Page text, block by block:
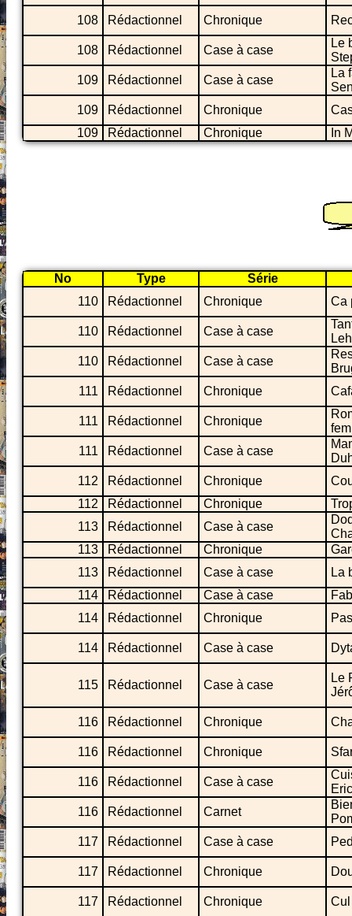
108 Rédactionnel Chronique
108 Rédactionnel Case à case
Le
109
Rédactionnel Case à case
La
109
Rédactionnel Chronique
109
Rédactionnel Chronique In
No Type
Série
110
Rédactionnel Chronique Ca
110 Rédactionnel Case à case
110
Rédactionnel Case à case
111
Rédactionnel Chronique
111 Rédactionnel Chronique
111
Rédactionnel Case à case
112
Rédactionnel Chronique
112
Rédactionnel Chronique
113
Rédactionnel Case à case
113
Rédactionnel Chronique
113
Rédactionnel Case à case
La
114
Rédactionnel Case à case
114
Rédactionnel Chronique
114 Rédactionnel Case à case
115 Rédactionnel Case à case
Le
116 Rédactionnel Chronique
116 Rédactionnel Chronique
116 Rédactionnel Case à case
116
Rédactionnel Carnet
117
Rédactionnel Case à case
117 Rédactionnel Chronique
117 Rédactionnel Chronique Cul